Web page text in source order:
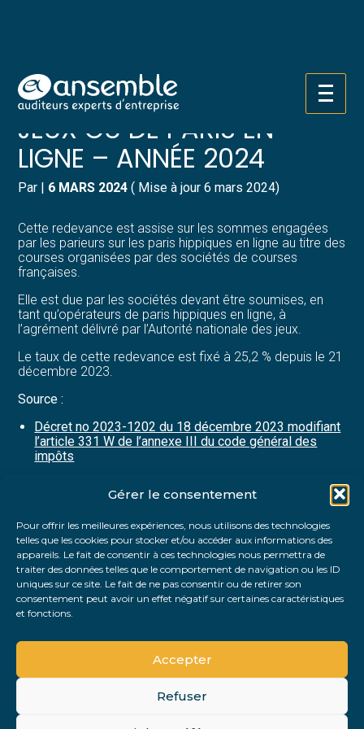
Gérer le consentement
Pour offrir les meilleures expériences, nous utilisons des technologies
telles que les cookies pour stocker et/ou accéder aux informations des
appareils. Le fait de consentir à ces technologies nous permettra de
traiter des données telles que le comportement de navigation ou les ID
uniques sur ce site. Le fait de ne pas consentir ou de retirer son
consentement peut avoir un effet négatif sur certaines caractéristiques
et fonctions.
Accepter
Refuser
Aller
au
Gérer votre quotidien
Développer votre entreprise
Structurer votre croissance
Être prêt pour la facturation
électronique
Suivre votre comptabilité
Dématérialiser vos documents
REDEVANCE DUE PAR LES
OPÉRATEURS AGRÉÉS DE
JEUX OU DE PARIS EN
LIGNE – ANNÉE 2024
Par | 6 MARS 2024 ( Mise à jour 6 mars 2024)
Cette redevance est assise sur les sommes engagées
par les parieurs sur les paris hippiques en ligne au titre des
courses organisées par des sociétés de courses
françaises.
Elle est due par les sociétés devant être soumises, en
tant qu’opérateurs de paris hippiques en ligne, à
l’agrément délivré par l’Autorité nationale des jeux.
Le taux de cette redevance est fixé à 25,2 % depuis le 21
décembre 2023.
Source :
Décret no 2023-1202 du 18 décembre 2023 modifiant
l’article 331 W de l’annexe III du code général des
impôts
FaceBook
TwitterLinkedIn